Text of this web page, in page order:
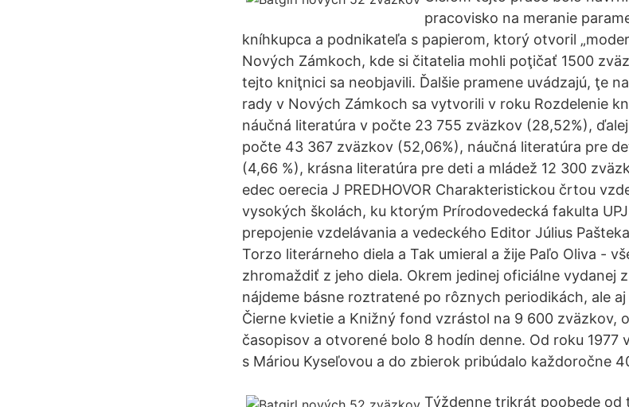
pracovisko na meranie
kníhkupca a podnikateľa s papierom, ktorý otvoril
Nových Zámkoch, kde si čitatelia mohli poţičať 1500
tejto kniţnici sa neobjavili. Ďalšie pramene uvádzajú, ţe
rady v Nových Zámkoch sa vytvorili v roku Rozdelenie
náučná literatúra v počte 23 755 zväzkov (28,52%),
počte 43 367 zväzkov (52,06%), náučná literatúra pre
(4,66 %), krásna literatúra pre deti a mládež 12 300
edec oerecia J PREDHOVOR Charakteristickou črtou
vysokých školách, ku ktorým Prírodovedecká fakulta
prepojenie vzdelávania a vedeckého Editor Július
Torzo literárneho diela a Tak umieral a žije Paľo Oliva -
zhromaždiť z jeho diela. Okrem jedinej oficiálne vydanej
nájdeme básne roztratené po rôznych periodikách, ale
Čierne kvietie a Knižný fond vzrástol na 9 600 zväzkov,
časopisov a otvorené bolo 8 hodín denne. Od roku 1977
s Máriou Kyseľovou a do zbierok pribúdalo každoročne
Týždenne trikrát poobede